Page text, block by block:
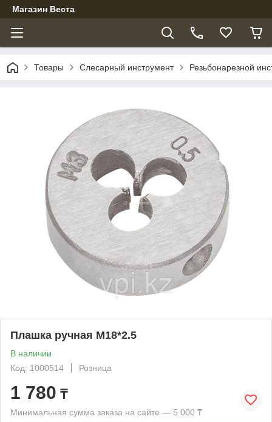
Магазин Веста
Товары Слесарный инструмент Резьбонарезной
Плашка ручная М18*2.5
В наличии
Код: 1000514
Розница
1 780 ₸
Минимальная сумма заказа на сайте — 5 000 ₸